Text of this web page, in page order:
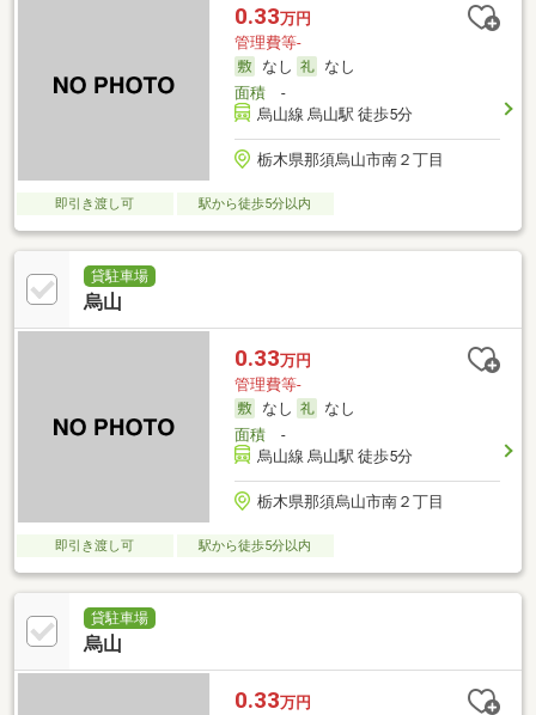
0.33万円
管理費等-
なし
なし
面積-
烏山線 烏山駅 徒歩5分
栃木県那須烏山市南２丁目
即引き渡し可 駅から徒歩5分以内
貸駐車場
烏山
0.33万円
管理費等-
なし
なし
面積-
烏山線 烏山駅 徒歩5分
栃木県那須烏山市南２丁目
即引き渡し可 駅から徒歩5分以内
貸駐車場
烏山
0.33万円